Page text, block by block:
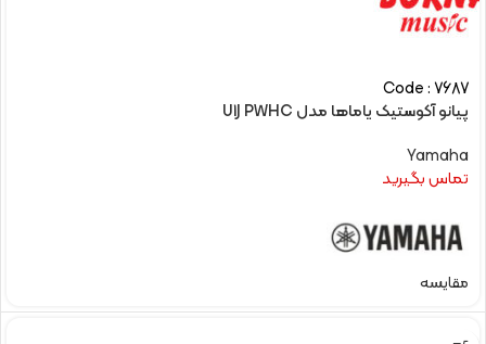
Code : 7687
پیانو آکوستیک یاماها مدل U1J PWHC
Yamaha
تماس بگیرید
مقایسه